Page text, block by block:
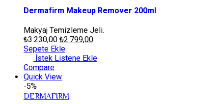
Dermafirm Makeup Remover 200ml
Makyaj Temizleme Jeli.
₺3.230,00 ₺2.799,00
Sepete Ekle
İstek Listene Ekle
Compare
Quick View
-5%
DERMAFIRM